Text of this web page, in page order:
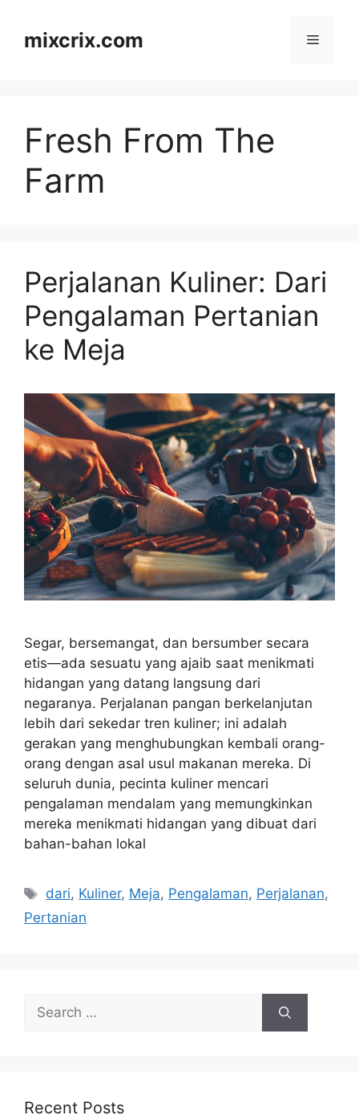
contentmixcrix.com Menu
Fresh From The
Farm
Perjalanan Kuliner: Dari
Pengalaman Pertanian
ke Meja
Segar, bersemangat, dan bersumber secara
etis—ada sesuatu yang ajaib saat menikmati
hidangan yang datang langsung dari
negaranya. Perjalanan pangan berkelanjutan
lebih dari sekedar tren kuliner; ini adalah
gerakan yang menghubungkan kembali orang-
orang dengan asal usul makanan mereka. Di
seluruh dunia, pecinta kuliner mencari
pengalaman mendalam yang memungkinkan
mereka menikmati hidangan yang dibuat dari
bahan-bahan lokal
Tags
dari, Kuliner, Meja, Pengalaman, Perjalanan,
Pertanian
Search
for:
Recent Posts